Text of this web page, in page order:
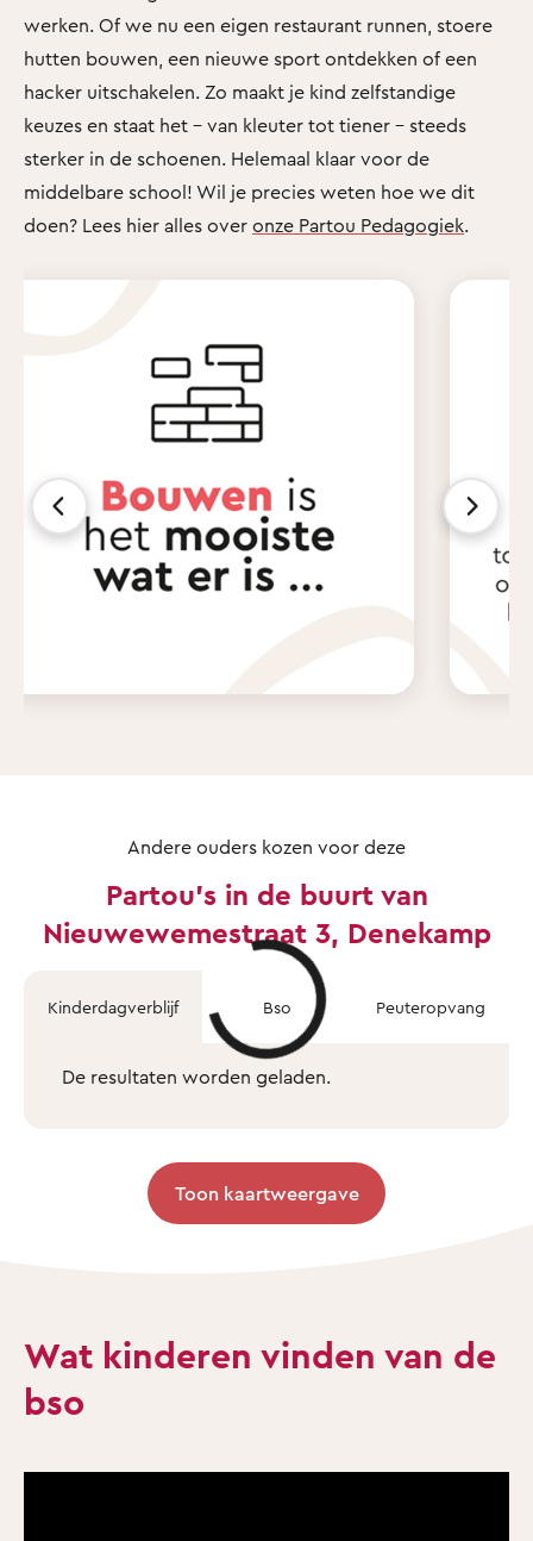
werken. Of we nu een eigen restaurant runnen, stoere
hutten bouwen, een nieuwe sport ontdekken of een
hacker uitschakelen. Zo maakt je kind zelfstandige
keuzes en staat het - van kleuter tot tiener - steeds
sterker in de schoenen. Helemaal klaar voor de
middelbare school! Wil je precies weten hoe we dit
doen? Lees hier alles over onze Partou Pedagogiek.
Andere ouders kozen voor deze
Partou's in de buurt van
Nieuwewemestraat 3, Denekamp
Kinderdagverblijf Bso Peuteropvang
De resultaten worden geladen.
Toon kaartweergave
Wat kinderen vinden van de
bso